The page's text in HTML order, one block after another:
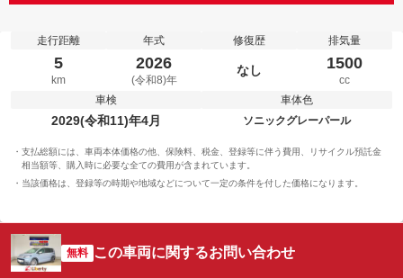
走行距離
5
km
年式
2026
(令和8)年
修復歴
なし
排気量
1500
cc
車検
2029(令和11)年4月
車体色
ソニックグレーパール
支払総額には、車両本体価格の他、保険料、税金、登録等に伴う費用、リサイクル預託金
相当額等、購入時に必要な全ての費用が含まれています。
当該価格は、登録等の時期や地域などについて一定の条件を付した価格になります。
無料 この車両に関するお問い合わせ